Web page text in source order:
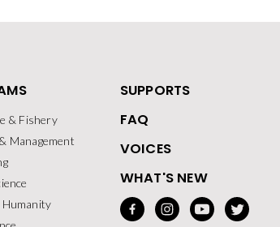
& Fishery
Management
SUPPORTS
FAQ
VOICES
WHAT'S NEW